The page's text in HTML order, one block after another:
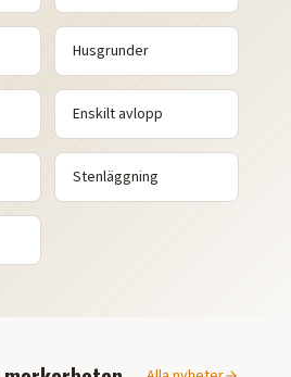
Husgrunder
Enskilt avlopp
Stenläggning